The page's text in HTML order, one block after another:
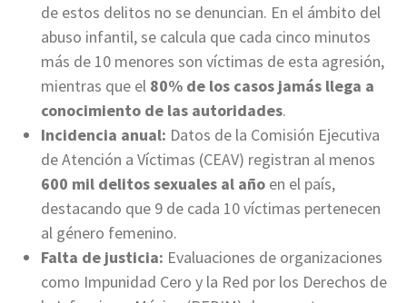
de estos delitos no se denuncian. En el ámbito del
abuso infantil, se calcula que cada cinco minutos
más de 10 menores son víctimas de esta agresión,
mientras que el 80% de los casos jamás llega a
conocimiento de las autoridades.
Incidencia anual: Datos de la Comisión Ejecutiva
de Atención a Víctimas (CEAV) registran al menos
600 mil delitos sexuales al año en el país,
destacando que 9 de cada 10 víctimas pertenecen
al género femenino.
Falta de justicia: Evaluaciones de organizaciones
como Impunidad Cero y la Red por los Derechos de